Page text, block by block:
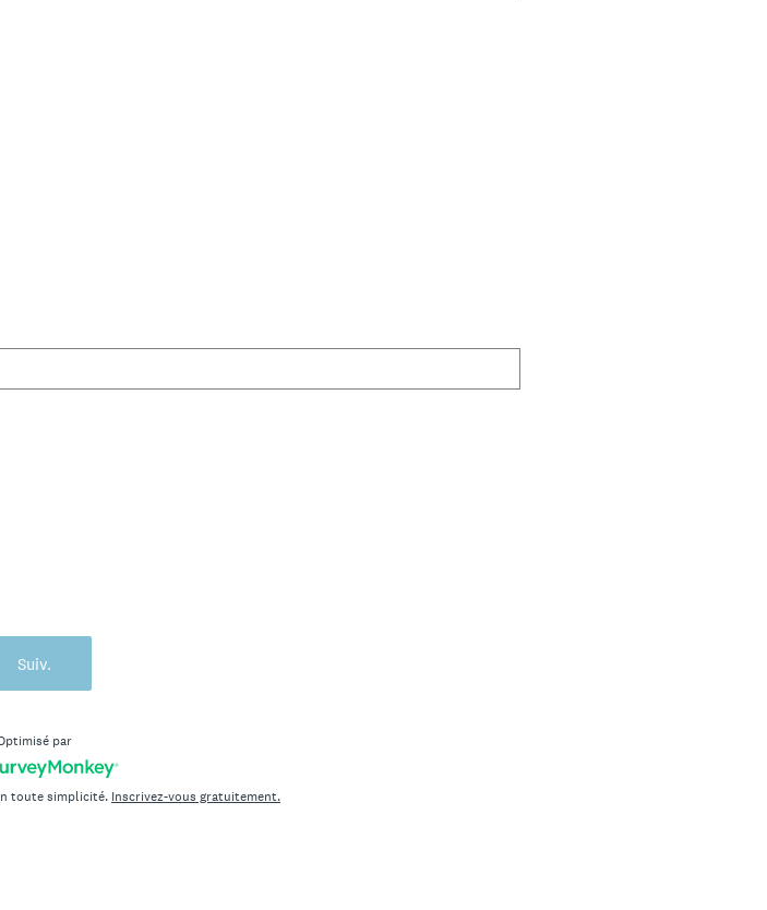
Suiv.
par
toute simplicité. Inscrivez-vous gratuitement.